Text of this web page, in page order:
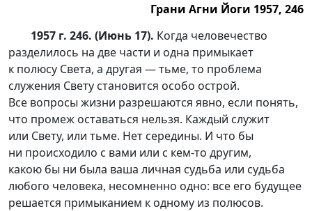
Грани Агни Йоги 1957, 246
1957 г. 246. (Июнь 17). Когда человечество
разделилось на две части и одна примыкает
к полюсу Света, а другая — тьме, то проблема
служения Свету становится особо острой.
Все вопросы жизни разрешаются явно, если понять,
что промеж оставаться нельзя. Каждый служит
или Свету, или тьме. Нет середины. И что бы
ни происходило с вами или с кем-то другим,
какою бы ни была ваша личная судьба или судьба
любого человека, несомненно одно: все его будущее
решается примыканием к одному из полюсов.